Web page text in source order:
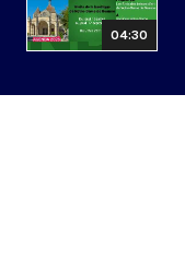
04:30